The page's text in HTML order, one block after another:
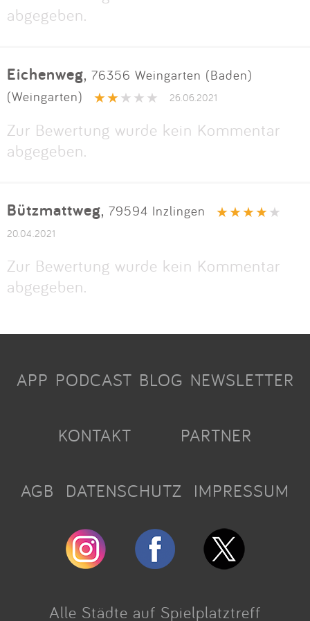
abgegeben.
Eichenweg, 76356 Weingarten (Baden)
(Weingarten)
26.06.2021
Zur Bewertung wurde kein Kommentar
abgegeben.
Bützmattweg, 79594 Inzlingen
20.04.2021
Zur Bewertung wurde kein Kommentar
abgegeben.
APP PODCAST BLOG NEWSLETTER
KONTAKT PARTNER
AGB DATENSCHUTZ IMPRESSUM
Alle Städte auf Spielplatztreff